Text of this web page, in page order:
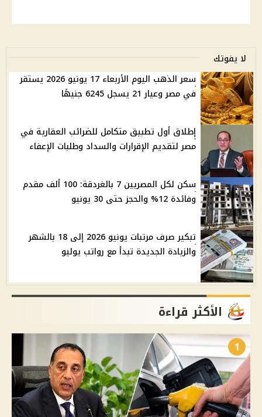
لا يفوتك
سعر الذهب اليوم الأربعاء 17 يونيو 2026 يستقر
في مصر وعيار 21 يسجل 6245 جنيهًا
إطلاق أول تطبيق متكامل للضرائب العقارية في
مصر لتقديم الإقرارات والسداد وطلبات الإعفاء
سكن لكل المصريين 7 بالغردقة: 100 ألف مقدم
وفائدة 12% والحجز حتى 30 يونيو
تبكير صرف مرتبات يونيو 2026 إلى 18 بالشهر
والزيادة الجديدة تبدأ مع رواتب يوليو
الأكثر قراءة
1